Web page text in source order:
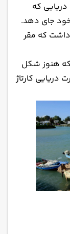
دریایی که
را در خود جای دهد.
داشت که مقر
که هنوز شکل
دریایی کارتاژ